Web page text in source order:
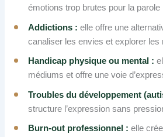
émotions trop brutes pour la parole
Addictions : elle offre une
canaliser les envies et explorer les
Handicap physique ou mental :
médiums et offre une voie
Troubles du développement
structure l’expression sans
Burn-out professionnel : elle